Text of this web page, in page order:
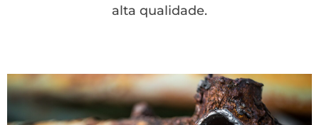
alta qualidade.